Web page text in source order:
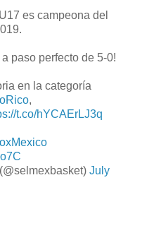
es campeona del
a paso perfecto de 5-0!
en la categoría
,
t.co/hYCAErLJ3q
July